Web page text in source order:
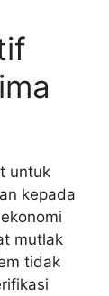
untuk
kepada
mutlak
tidak